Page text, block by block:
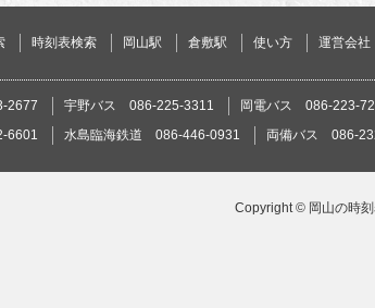
時刻表検索 岡山駅 倉敷駅 使い方 運営会社
2677 宇野バス 086-225-3311 岡電バス 086-223-
6601
水島臨海鉄道 086-446-0931 両備バス 086-
Copyright © 岡山の時